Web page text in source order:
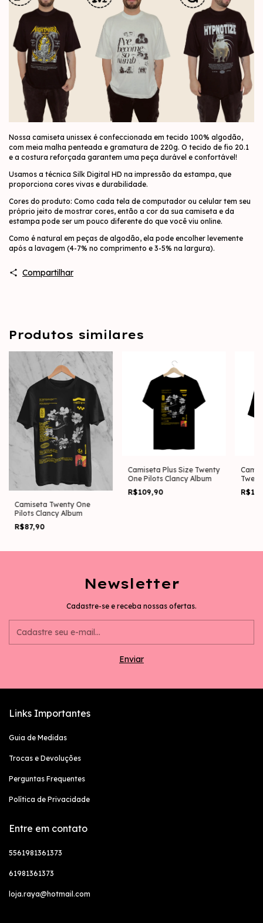
Nossa camiseta unissex é confeccionada em tecido 100% algodão,
com meia malha penteada e gramatura de 220g. O tecido de fio 20.1
e a costura reforçada garantem uma peça durável e confortável!
Usamos a técnica Silk Digital HD na impressão da estampa, que
proporciona cores vivas e durabilidade.
Cores do produto: Como cada tela de computador ou celular tem seu
próprio jeito de mostrar cores, então a cor da sua camiseta e da
estampa pode ser um pouco diferente do que você viu online.
Como é natural em peças de algodão, ela pode encolher levemente
após a lavagem (4-7% no comprimento e 3-5% na largura).
Compartilhar
Produtos similares
Camiseta Twenty One
Pilots Clancy Album
R$87,90
Camiseta Plus Size Twenty
One Pilots Clancy Album
R$109,90
Album
Newsletter
Cadastre-se e receba nossas ofertas.
Links Importantes
Guia de Medidas
Trocas e Devoluções
Perguntas Frequentes
Política de Privacidade
Entre em contato
5561981361373
61981361373
loja.raya@hotmail.com